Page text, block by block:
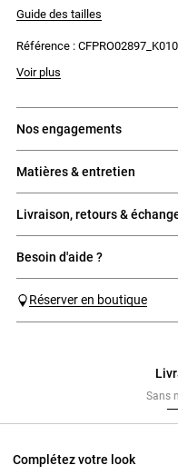
- Col rond
- Ajourée en triangle au centre
- Coupe fluide
Guide des tailles
Référence : CFPRO02897_K010
Voir plus
nos engagements
matières & entretien
livraison, retours &
besoin d'aide ?
Réserver en boutique
Sans
Complétez votre look